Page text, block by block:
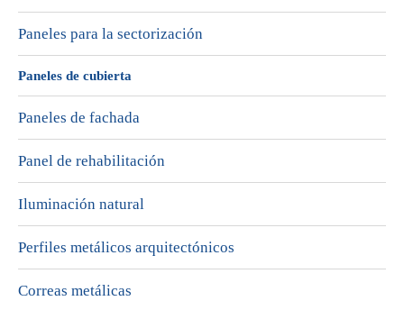
Paneles para la sectorización
Paneles de cubierta
Paneles de fachada
Panel de rehabilitación
Iluminación natural
Perfiles metálicos arquitectónicos
Correas metálicas